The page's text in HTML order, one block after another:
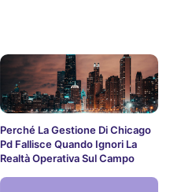
Perché La Gestione Di Chicago
Pd Fallisce Quando Ignori La
Realtà Operativa Sul Campo